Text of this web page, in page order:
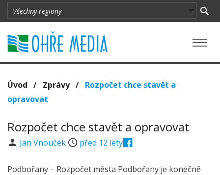
Úvod / Zprávy/ Rozpočet chce stavět a
opravovat
Rozpočet chce stavět a opravovat
Jan Vnouček před 12 lety
Podbořany – Rozpočet města Podbořany je konečně